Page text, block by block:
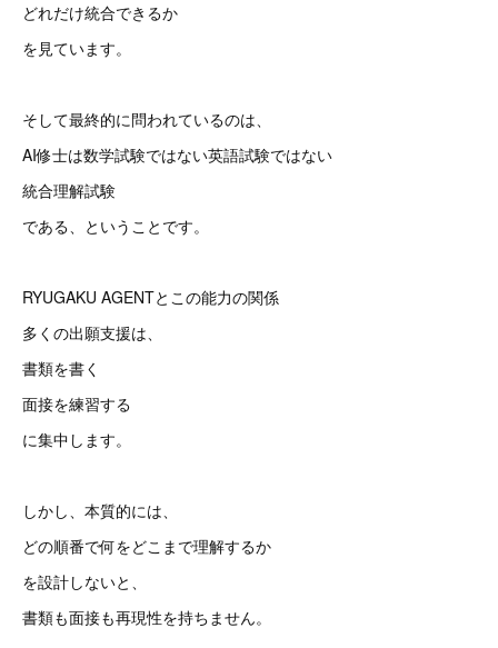
どれだけ統合できるか
を見ています。
そして最終的に問われているのは、
AI修士は数学試験ではない英語試験ではない
統合理解試験
である、ということです。
RYUGAKU AGENTとこの能力の関係
多くの出願支援は、
書類を書く
面接を練習する
に集中します。
しかし、本質的には、
どの順番で何をどこまで理解するか
を設計しないと、
書類も面接も再現性を持ちません。